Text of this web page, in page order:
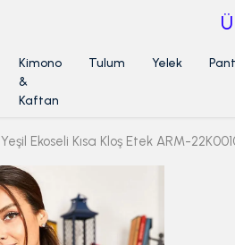
SİPARİŞ İADE
Kimono
&
Kaftan
Tulum Yelek
Ekoseli Kısa Kloş Etek ARM-